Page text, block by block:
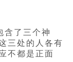
了三个神
三处的人各有
不都是正面